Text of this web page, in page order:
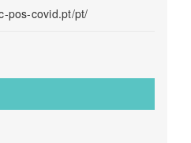
pos-covid.pt/pt/